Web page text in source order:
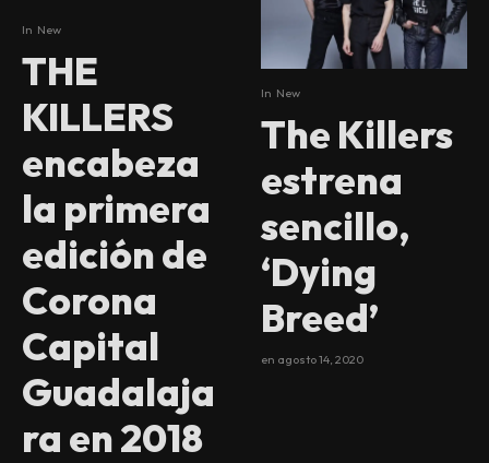
In New
THE
KILLERS
encabeza
la primera
edición de
Corona
Capital
Guadalaja
ra en 2018
In New
The Killers
estrena
sencillo,
‘Dying
Breed’
en agosto 14, 2020